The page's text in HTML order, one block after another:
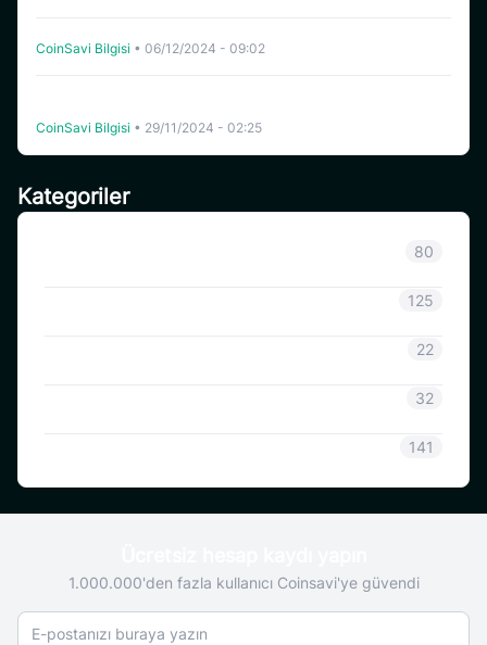
Kategoriler
80
125
22
32
141
CoinSavi Bilgisi • 06/12/2024 - 09:02
CoinSavi Bilgisi • 29/11/2024 - 02:25
1.000.000'den fazla kullanıcı Coinsavi'ye güvendi